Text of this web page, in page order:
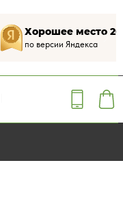
Хорошее место
по версии Яндекса